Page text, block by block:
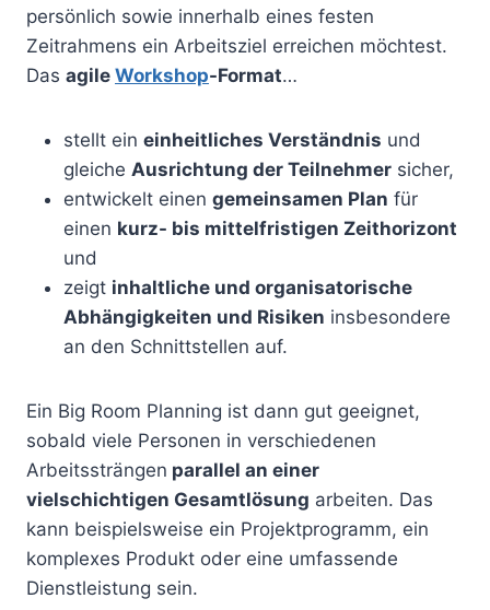
persönlich sowie innerhalb eines festen
Zeitrahmens ein Arbeitsziel erreichen möchtest.
Das agile Workshop-Format…
stellt ein einheitliches Verständnis und
gleiche Ausrichtung der Teilnehmer sicher,
entwickelt einen gemeinsamen Plan für
einen kurz- bis mittelfristigen Zeithorizont
und
zeigt inhaltliche und organisatorische
Abhängigkeiten und Risiken insbesondere
an den Schnittstellen auf.
Ein Big Room Planning ist dann gut geeignet,
sobald viele Personen in verschiedenen
Arbeitssträngen parallel an einer
vielschichtigen Gesamtlösung arbeiten. Das
kann beispielsweise ein Projektprogramm, ein
komplexes Produkt oder eine umfassende
Dienstleistung sein.